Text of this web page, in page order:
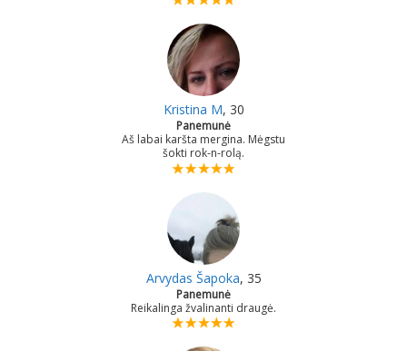
Kristina M, 30
Panemunė
Aš labai karšta mergina. Mėgstu
šokti rok-n-rolą.
Arvydas Šapoka, 35
Panemunė
Reikalinga žvalinanti draugė.